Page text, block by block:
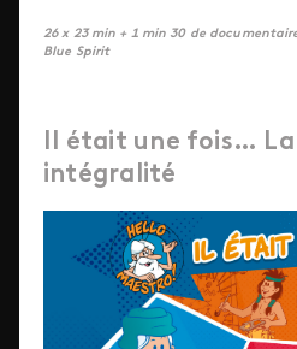
26 x 23 min + 1 min 30 de
Blue Spirit
Il était une fois…
intégralité